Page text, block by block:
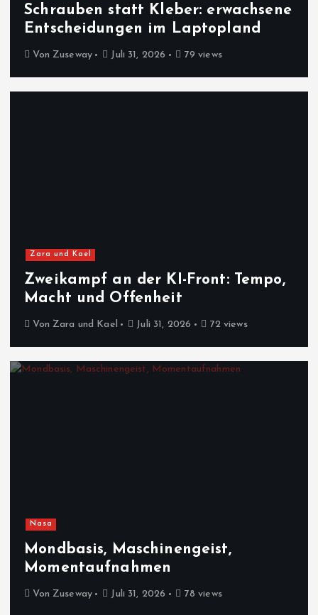
Schrauben statt Kleber: erwachsene
Entscheidungen im Laptopland
Von Zuseway Juli 31, 2026 79 views
Zara und Kael
Zweikampf an der KI-Front: Tempo,
Macht und Offenheit
Von Zara und Kael Juli 31, 2026 72 views
Nasa
Mondbasis, Maschinengeist,
Momentaufnahmen
Von Zuseway Juli 31, 2026 78 views